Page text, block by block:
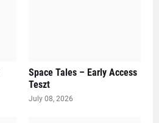
Space Tales – Early Access
Teszt
July 08, 2026